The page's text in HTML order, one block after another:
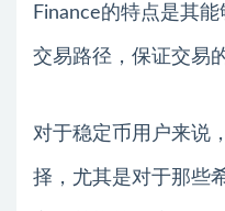
Finance的特点是其
交易路径，保证交易
对于稳定币用户来说
择，尤其是对于那些